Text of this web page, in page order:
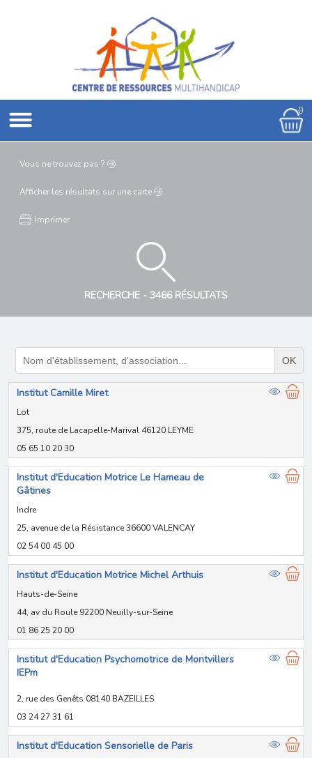
0
Vous netrouvez pas ?
Afficher les résultats sur une carte
Imprimer
RECHERCHE - 3466 RÉSULTATS
OK
Institut Camille Miret
Lot
375, route de Lacapelle-Marival 46120 LEYME
05 65 10 20 30
Institut d'Education Motrice Le Hameau de
Gâtines
Indre
25, avenue de la Résistance 36600 VALENCAY
02 54 00 45 00
Institut d'Education Motrice Michel Arthuis
Hauts-de-Seine
44, av du Roule 92200 Neuilly-sur-Seine
01 86 25 20 00
Institut d'Education Psychomotrice de Montvillers
IEPm
2, rue des Genêts 08140 BAZEILLES
03 24 27 31 61
Institut d'Education Sensorielle de Paris